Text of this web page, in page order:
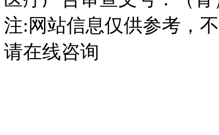
注:网站信息仅供参考，
请在线咨询